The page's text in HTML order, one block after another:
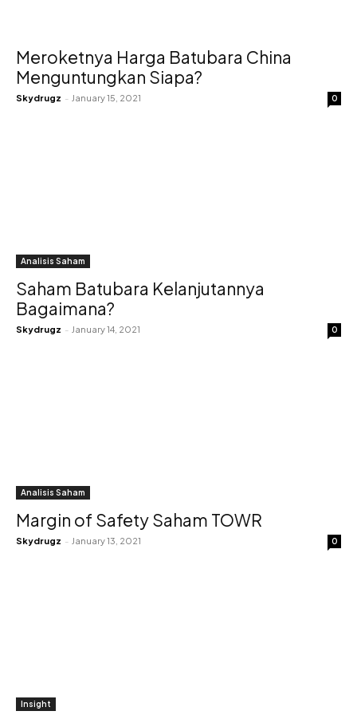
Meroketnya Harga Batubara China
Menguntungkan Siapa?
Skydrugz - January 15, 2021 0
Analisis Saham
Saham Batubara Kelanjutannya
Bagaimana?
Skydrugz - January 14, 2021 0
Analisis Saham
Margin of Safety Saham TOWR
Skydrugz - January 13, 2021 0
Insight